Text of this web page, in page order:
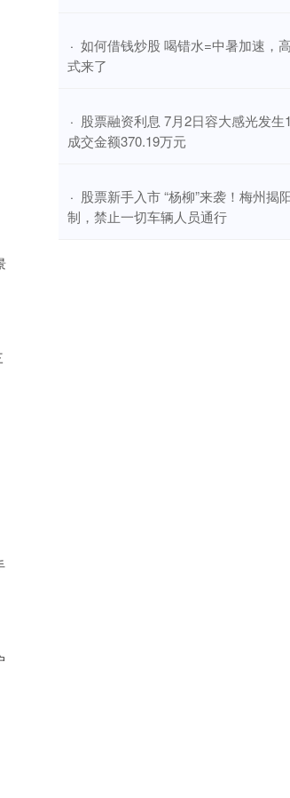
· 如何借钱炒股 喝错水=中暑加速，
式来了
· 股票融资利息 7月2日容大感光发生
成交金额370.19万元
· 股票新手入市 “杨柳”来袭！梅州揭
制，禁止一切车辆人员通行